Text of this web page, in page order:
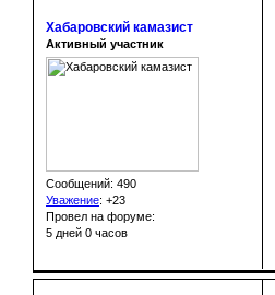
Хабаровский камазист
Активный участник
Сообщений: 490
Уважение: +23
Провел на форуме:
5 дней 0 часов